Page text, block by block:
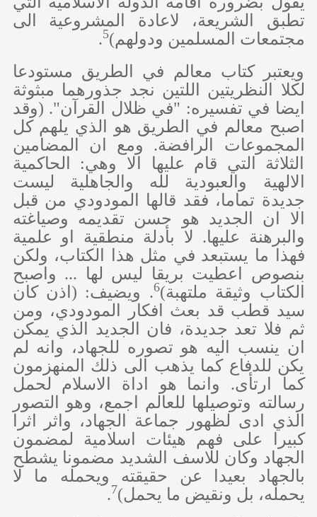
تطبق الشريعة، لاعادة المشروعية الى
مجتمعات المسلمين ودولهم)5
.
ويعتبر كتاب معالم في الطريق مستودعا
لكلا النظريتين اللتين نجد جذورهما مبثوثة
ايضا في تفسيره: "في ظلال القرآن". (وقد
اصبح معالم في الطريق هو الذي يلهم كل
المجموعات الرافضة. ومع ان المضامين
الثلاثة التي قام عليها الا وهي: الحاكمية
الالهية والعبودية لله والجاهلية ليست
جديدة تماما، فقد قالها المودودي من قبل
الا ان الجديد هو حسن تقديمه وصياغته
والبرهنة عليها. لا بأدلة منطقية او علمية
فهذا ما يستبعد في مثل هذا الكتاب، ولكن
بنصوص اعطيت بريقا ليس لها ... واصبح
الكتاب وثيقة ملتهبة)6. ويضيف: (اذن كان
سيد قطب قد بعث افكار المودودي، ومن
ثم فلا تعد جديدة، فان الجديد الذي يمكن
ان ينسب اليه هو تصوره للجهاد، وانه لم
يكن للدفاع كما يذهب الى ذلك المنهزمون
كما ارتأى. وانما هو اداة الاسلام لحمل
رسالته وتوصيلها للعالم اجمع، وهو التصور
الذي ادى لظهور جماعة الجهاد، واثر اثرا
كبيرا على فهم هيئات اسلامية لمضمون
الجهاد وكان للاسف الشديد مضمونا يشطح
بالجهاد بعيدا عن حقيقته ويحمله ما لا
يحمله، بل ونقيض ما يحمل)7
.